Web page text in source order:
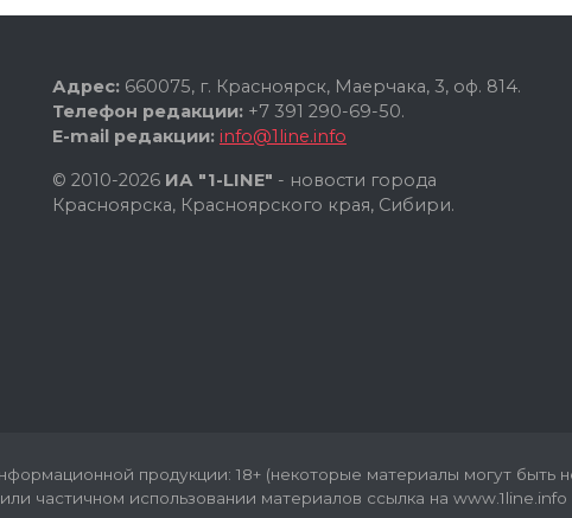
Адрес: 660075, г. Красноярск, Маерчака, 3, оф. 814.
Телефон редакции: +7 391 290-69-50.
E-mail редакции: info@1line.info
© 2010-2026 ИА "1-LINE" - новости города
Красноярска, Красноярского края, Сибири.
продукции: 18+ (некоторые материалы могут быть
частичном использовании материалов ссылка на www.1line.info